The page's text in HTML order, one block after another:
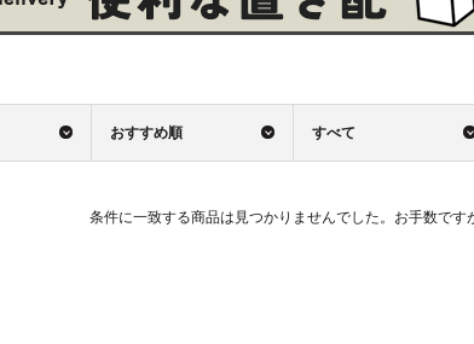
おすすめ順 すべて
条件に一致する商品は見つかりませんでした。お手数です